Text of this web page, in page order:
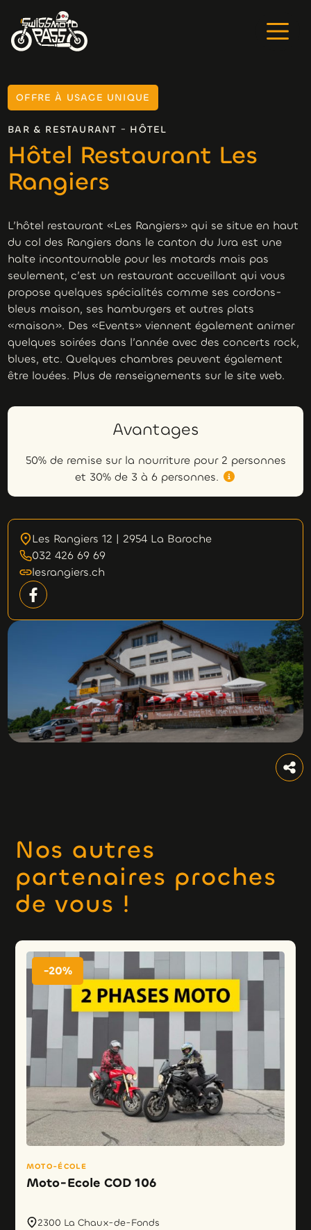
OFFRE À USAGE UNIQUE
BAR & RESTAURANT - HÔTEL
Hôtel Restaurant Les
Rangiers
L’hôtel restaurant «Les Rangiers» qui se situe en haut
du col des Rangiers dans le canton du Jura est une
halte incontournable pour les motards mais pas
seulement, c’est un restaurant accueillant qui vous
propose quelques spécialités comme ses cordons-
bleus maison, ses hamburgers et autres plats
«maison». Des «Events» viennent également animer
quelques soirées dans l’année avec des concerts rock,
blues, etc. Quelques chambres peuvent également
être louées. Plus de renseignements sur le site web.
Avantages
50% de remise sur la nourriture pour 2 personnes
et 30% de 3 à 6 personnes.
Les Rangiers 12 | 2954 La Baroche
032 426 69 69
lesrangiers.ch
Nos autres
partenaires proches
de vous !
-20%
MOTO-ÉCOLE
Moto-Ecole COD 106
2300 La Chaux-de-Fonds